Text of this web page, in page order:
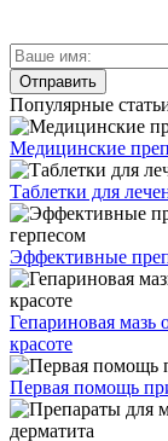
Популярные
Медицинские
Таблетки для
Эффективные
Гепариновая мазь
красоте
Первая помощь